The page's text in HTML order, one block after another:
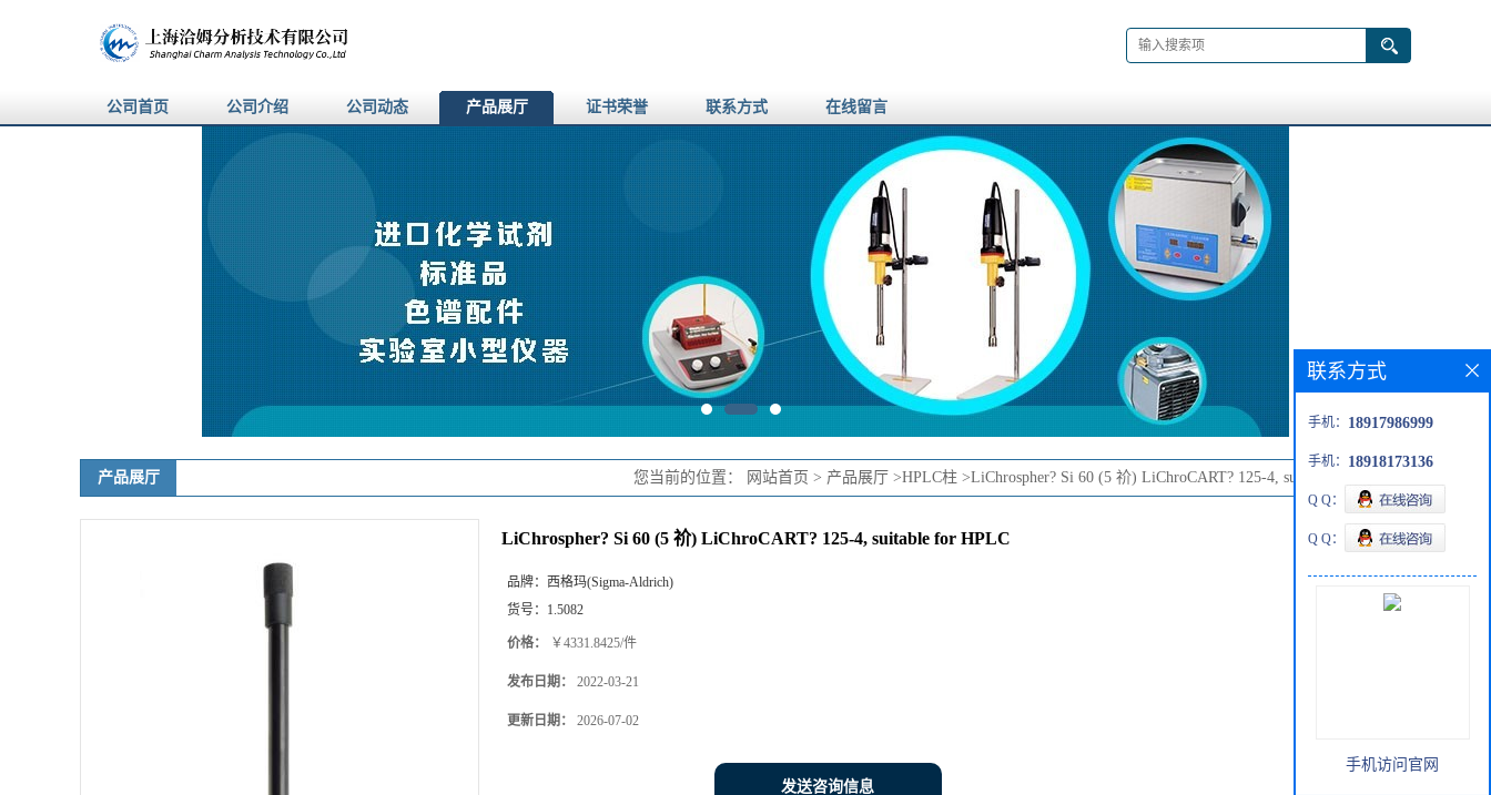
公司首页 公司介绍 公司动态 产品展厅 证书荣誉 联系方式 在线留言
产品展厅 您当前的位置： 网站首页 > 产品展厅 >HPLC柱 >LiChrospher? Si 60 (5 祄) LiChroCART? 125-4, suitable for HPLC
LiChrospher? Si 60 (5 祄) LiChroCART? 125-4, suitable for HPLC
品牌： 西格玛(Sigma-Aldrich)
货号： 1.5082
价格： ￥4331.8425/件
发布日期： 2022-03-21
更新日期： 2026-07-02
发送咨询信息
联系方式
手机： 18917986999
手机： 18918173136
Q Q：
Q Q：
手机访问官网